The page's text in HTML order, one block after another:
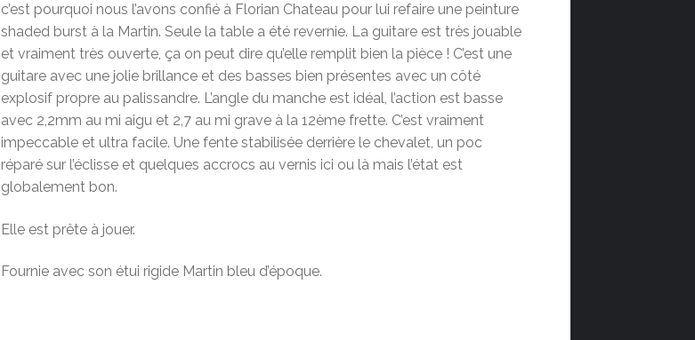
c’est pourquoi nous l’avons confié à Florian Chateau pour lui refaire une peinture
shaded burst à la Martin. Seule la table a été revernie. La guitare est très jouable
et vraiment très ouverte, ça on peut dire qu’elle remplit bien la pièce ! C’est une
guitare avec une jolie brillance et des basses bien présentes avec un côté
explosif propre au palissandre. L’angle du manche est idéal, l’action est basse
avec 2,2mm au mi aigu et 2,7 au mi grave à la 12ème frette. C’est vraiment
impeccable et ultra facile. Une fente stabilisée derrière le chevalet, un poc
réparé sur l’éclisse et quelques accrocs au vernis ici ou là mais l’état est
globalement bon.
Elle est prête à jouer.
Fournie avec son étui rigide Martin bleu d’époque.